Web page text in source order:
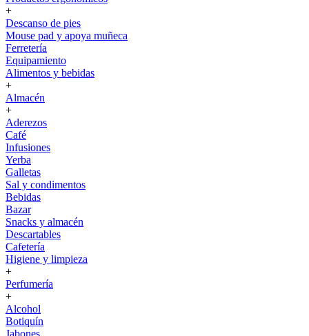
+
Descanso de pies
Mouse pad y apoya muñeca
Ferretería
Equipamiento
Alimentos y bebidas
+
Almacén
+
Aderezos
Café
Infusiones
Yerba
Galletas
Sal y condimentos
Bebidas
Bazar
Snacks y almacén
Descartables
Cafetería
Higiene y limpieza
+
Perfumería
+
Alcohol
Botiquín
Jabones